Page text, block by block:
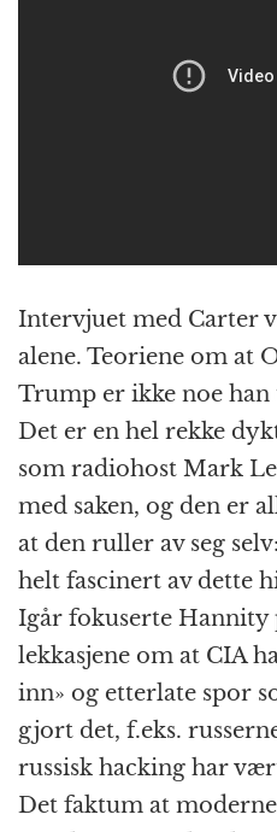
Intervjuet med Carter
alene. Teoriene om at
Trump er ikke noe
Det er en hel rekke
som radiohost Mark
med saken, og den er
at den ruller av seg
helt fascinert av dette
Igår fokuserte Hannity
lekkasjene om at CIA
inn» og etterlate spor
gjort det, f.eks.
russisk hacking har
Det faktum at